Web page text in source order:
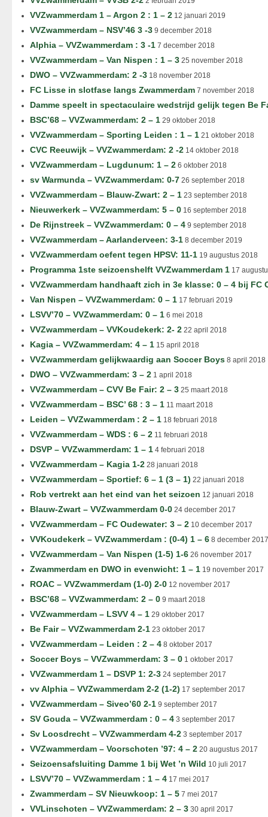
VVZwammerdam 1 – Argon 2 : 1 – 2 12 januari 2019
VVZwammerdam – NSV’46 3 -3 9 december 2018
Alphia – VVZwammerdam : 3 -1 7 december 2018
VVZwammerdam – Van Nispen : 1 – 3 25 november 2018
DWO – VVZwammerdam: 2 -3 18 november 2018
FC Lisse in slotfase langs Zwammerdam 7 november 2018
Damme speelt in spectaculaire wedstrijd gelijk tegen Be
BSC’68 – VVZwammerdam: 2 – 1 29 oktober 2018
VVZwammerdam – Sporting Leiden : 1 – 1 21 oktober 2018
CVC Reeuwijk – VVZwammerdam: 2 -2 14 oktober 2018
VVZwammerdam – Lugdunum: 1 – 2 6 oktober 2018
sv Warmunda – VVZwammerdam: 0-7 26 september 2018
VVZwammerdam – Blauw-Zwart: 2 – 1 23 september 2018
Nieuwerkerk – VVZwammerdam: 5 – 0 16 september 2018
De Rijnstreek – VVZwammerdam: 0 – 4 9 september 2018
VVZwammerdam – Aarlanderveen: 3-1 8 december 2019
VVZwammerdam oefent tegen HPSV: 11-1 19 augustus 2018
Programma 1ste seizoenshelft VVZwammerdam 1 17
VVZwammerdam handhaaft zich in 3e klasse: 0 – 4 bij FC
Van Nispen – VVZwammerdam: 0 – 1 17 februari 2019
LSVV’70 – VVZwammerdam: 0 – 1 6 mei 2018
VVZwammerdam – VVKoudekerk: 2- 2 22 april 2018
Kagia – VVZwammerdam: 4 – 1 15 april 2018
VVZwammerdam gelijkwaardig aan Soccer Boys 8 april 2018
DWO – VVZwammerdam: 3 – 2 1 april 2018
VVZwammerdam – CVV Be Fair: 2 – 3 25 maart 2018
VVZwammerdam – BSC’ 68 : 3 – 1 11 maart 2018
Leiden – VVZwammerdam : 2 – 1 18 februari 2018
VVZwammerdam – WDS : 6 – 2 11 februari 2018
DSVP – VVZwammerdam: 1 – 1 4 februari 2018
VVZwammerdam – Kagia 1-2 28 januari 2018
VVZwammerdam – Sportief: 6 – 1 (3 – 1) 22 januari 2018
Rob vertrekt aan het eind van het seizoen 12 januari 2018
Blauw-Zwart – VVZwammerdam 0-0 24 december 2017
VVZwammerdam – FC Oudewater: 3 – 2 10 december 2017
VVKoudekerk – VVZwammerdam : (0-4) 1 – 6 8 december 2017
VVZwammerdam – Van Nispen (1-5) 1-6 26 november 2017
Zwammerdam en DWO in evenwicht: 1 – 1 19 november 2017
ROAC – VVZwammerdam (1-0) 2-0 12 november 2017
BSC’68 – VVZwammerdam: 2 – 0 9 maart 2018
VVZwammerdam – LSVV 4 – 1 29 oktober 2017
Be Fair – VVZwammerdam 2-1 23 oktober 2017
VVZwammerdam – Leiden : 2 – 4 8 oktober 2017
Soccer Boys – VVZwammerdam: 3 – 0 1 oktober 2017
VVZwammerdam 1 – DSVP 1: 2-3 24 september 2017
vv Alphia – VVZwammerdam 2-2 (1-2) 17 september 2017
VVZwammerdam – Siveo’60 2-1 9 september 2017
SV Gouda – VVZwammerdam : 0 – 4 3 september 2017
Sv Loosdrecht – VVZwammerdam 4-2 3 september 2017
VVZwammerdam – Voorschoten ’97: 4 – 2 20 augustus 2017
Seizoensafsluiting Damme 1 bij Wet ’n Wild 10 juli 2017
LSVV’70 – VVZwammerdam : 1 – 4 17 mei 2017
Zwammerdam – SV Nieuwkoop: 1 – 5 7 mei 2017
VVLinschoten – VVZwammerdam: 2 – 3 30 april 2017